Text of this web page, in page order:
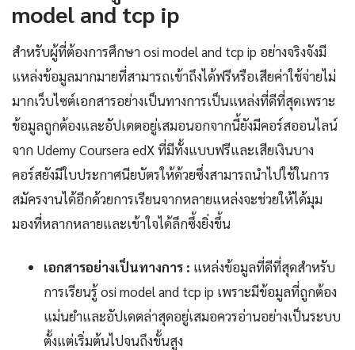
model and tcp ip
สำหรับผู้ที่ต้องการศึกษา osi model and tcp ip อย่างจริงจังมี
แหล่งข้อมูลมากมายที่สามารถเข้าถึงได้ฟรีหรือเสียค่าใช้จ่ายไม่
มากเว็บไซต์เอกสารอย่างเป็นทางการเป็นแหล่งที่ดีที่สุดเพราะ
ข้อมูลถูกต้องและอัปเดตอยู่เสมอนอกจากนี้ยังมีคอร์สออนไลน์
จาก Udemy Coursera edX ที่มีทั้งแบบฟรีและเสียเงินบาง
คอร์สยังมีใบประกาศนียบัตรให้ด้วยซึ่งสามารถนำไปใช้ในการ
สมัครงานได้อีกด้วยการเรียนจากหลายแหล่งจะช่วยให้ได้มุม
มองที่หลากหลายและเข้าใจได้ลึกซึ้งยิ่งขึ้น
เอกสารอย่างเป็นทางการ : แหล่งข้อมูลที่ดีที่สุดสำหรับ
การเรียนรู้ osi model and tcp ip เพราะมีข้อมูลที่ถูกต้อง
แม่นยำและอัปเดตล่าสุดอยู่เสมอควรอ่านอย่างเป็นระบบ
ตั้งแต่เริ่มต้นไปจนถึงขั้นสูง